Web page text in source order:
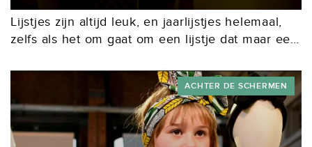
Lijstjes zijn altijd leuk, en jaarlijstjes helemaal,
zelfs als het om gaat om een lijstje dat maar een
filmwebsite Cine.nl onlangs publiceerde. Altijd...
ACHTER DE SCHERMEN